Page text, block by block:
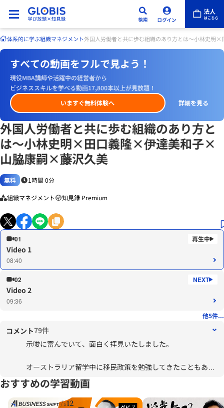
体系的に学ぶ組織マネジメント外国人労働者と共に歩む組織のあり方とは～小林史
すべての動画をフルで見よう！
現役MBA講師や活躍中の経営者から
ビジネススキルを学べる動画17,800本以上が見放題！
いますぐ無料体験へ
詳細を見る
外国人労働者と共に歩む組織のあり方と
は～小林史明×田口義隆×伊達美和子×
山脇康嗣×藤沢久美
無料 1時間 0分
組織マネジメント 知見録 Premium
01
Video 1
08:40
02
Video 2
09:36
他5件...
コメント79件
示唆に富んでいて、面白く拝見いたしました。
オーストラリア留学中に移民政策を勉強してきたこともあ
り、今の日本の外国人労働者受け入れ策のスキームに危うさ
を感じることが少なくありません。イノベーションを生み出
す以前に労働者としてのみ扱われるような制度設計になって
おすすめの学習動画